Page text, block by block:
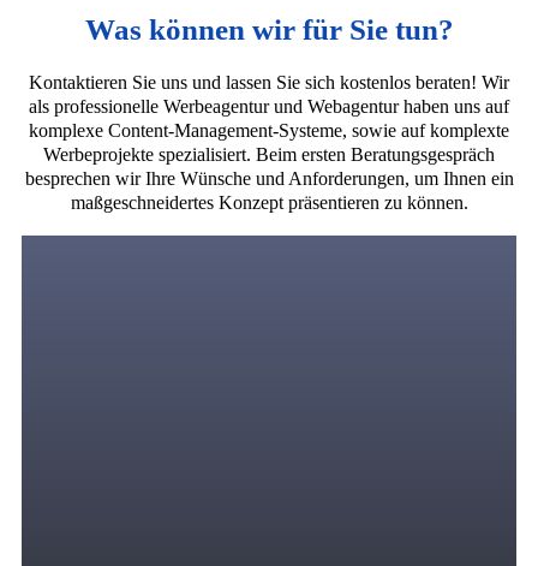
Was können wir für Sie tun?
Kontaktieren Sie uns und lassen Sie sich kostenlos beraten! Wir
als professionelle Werbeagentur und Webagentur haben uns auf
komplexe Content-Management-Systeme, sowie auf komplexte
Werbeprojekte spezialisiert. Beim ersten Beratungsgespräch
besprechen wir Ihre Wünsche und Anforderungen, um Ihnen ein
maßgeschneidertes Konzept präsentieren zu können.